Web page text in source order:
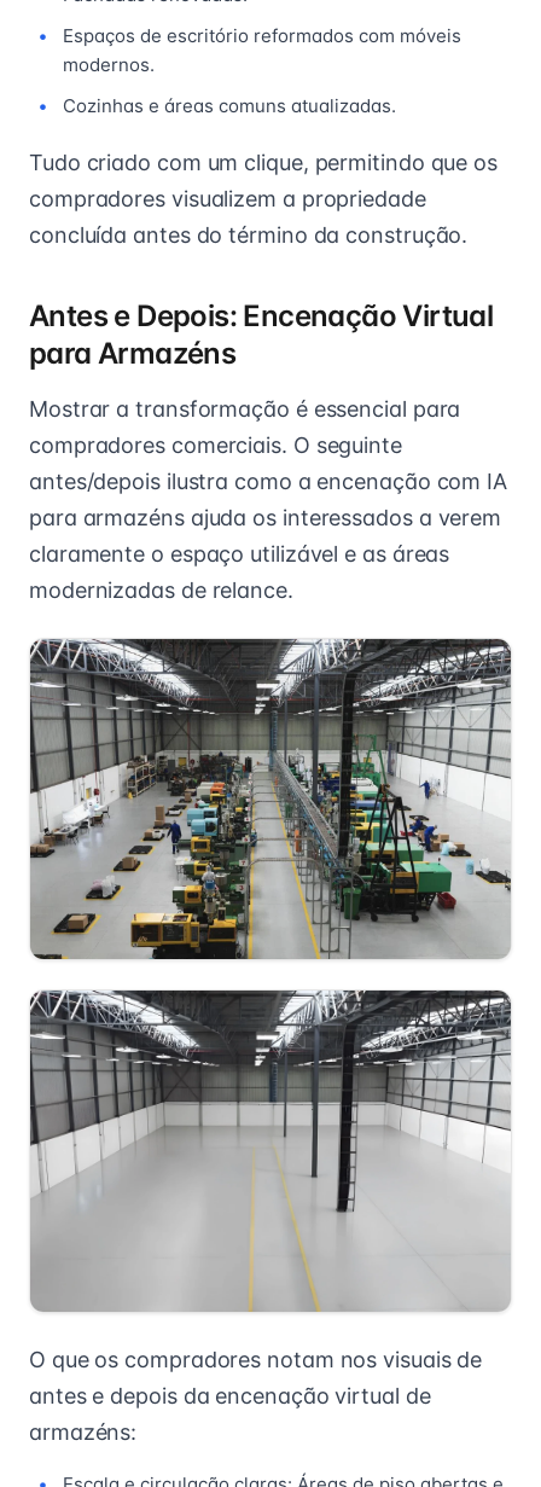
Espaços de escritório reformados com móveis
modernos.
Cozinhas e áreas comuns atualizadas.
Tudo criado com um clique, permitindo que os
compradores visualizem a propriedade
concluída antes do término da construção.
Antes e Depois: Encenação Virtual
para Armazéns
Mostrar a transformação é essencial para
compradores comerciais. O seguinte
antes/depois ilustra como a encenação com IA
para armazéns ajuda os interessados a verem
claramente o espaço utilizável e as áreas
modernizadas de relance.
O que os compradores notam nos visuais de
antes e depois da encenação virtual de
armazéns: